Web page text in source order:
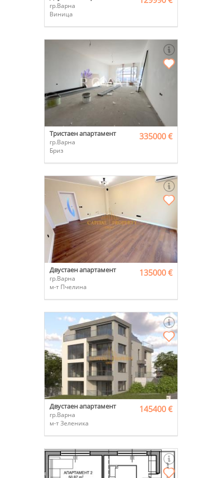
гр.Варна
Виница
Тристаен апартамент
гр.Варна
Бриз
335000 €
Двустаен апартамент
гр.Варна
м-т Пчелина
135000 €
Двустаен апартамент
гр.Варна
м-т Зеленика
145400 €